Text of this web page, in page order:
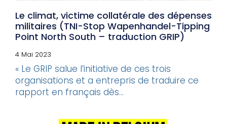
Le climat, victime collatérale des dépenses
militaires (TNI-Stop Wapenhandel-Tipping
Point North South – traduction GRIP)
4 Mai 2023
« Le GRIP salue l’initiative de ces trois
organisations et a entrepris de traduire ce
rapport en français dès...